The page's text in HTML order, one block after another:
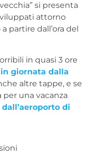
si presenta
attorno
partire dall’ora del
in quasi 3 ore
giornata dalla
altre tappe, e se
per una vacanza
di